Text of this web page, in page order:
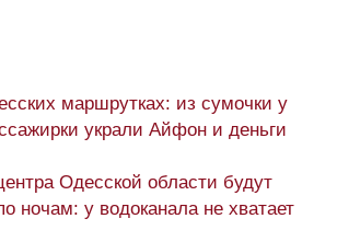
маршрутках: из сумочки у
украли Айфон и деньги
Одесской области будут
ночам: у водоканала не хватает